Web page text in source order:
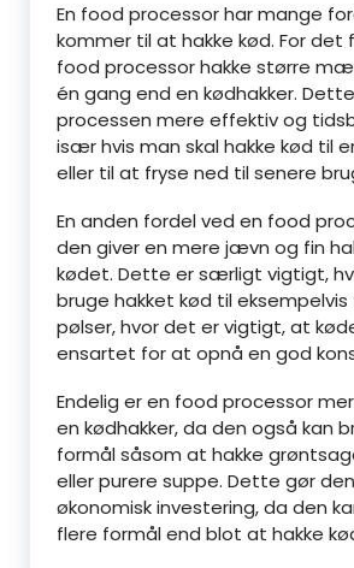
En food processor har mange
kommer til at hakke kød. For det
food processor hakke større
én gang end en kødhakker.
processen mere effektiv og
især hvis man skal hakke kød til
eller til at fryse ned til senere
En anden fordel ved en food
den giver en mere jævn og fin
kødet. Dette er særligt vigtigt,
bruge hakket kød til eksempelvis
pølser, hvor det er vigtigt, at
ensartet for at opnå en god
Endelig er en food processor
en kødhakker, da den også kan
formål såsom at hakke
eller purere suppe. Dette gør
økonomisk investering, da den
flere formål end blot at hakke